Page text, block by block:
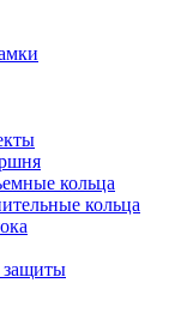
кольца
кольца
защиты